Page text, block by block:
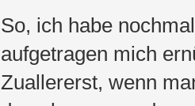
So, ich habe
aufgetragen mich
Zuallererst, wenn